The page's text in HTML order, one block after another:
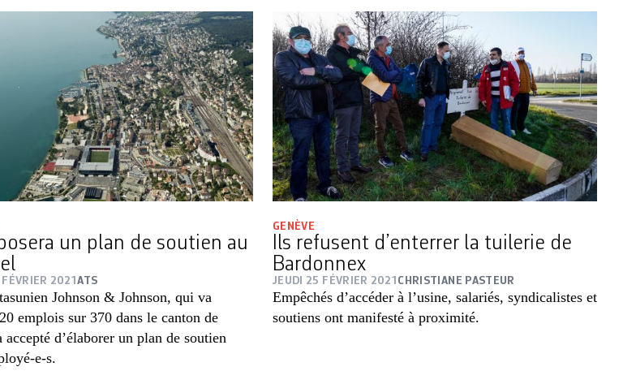
un plan de soutien au
2021ATS
Johnson & Johnson, qui va
emplois sur 370 dans le canton de
accepté d’élaborer un plan de soutien
e-s.
GENÈVE
Ils refusent d’enterrer la tuilerie de
Bardonnex
JEUDI 25 FÉVRIER 2021 CHRISTIANE PASTEUR
Empêchés d’accéder à l’usine, salariés, syndicalistes et
soutiens ont manifesté à proximité.